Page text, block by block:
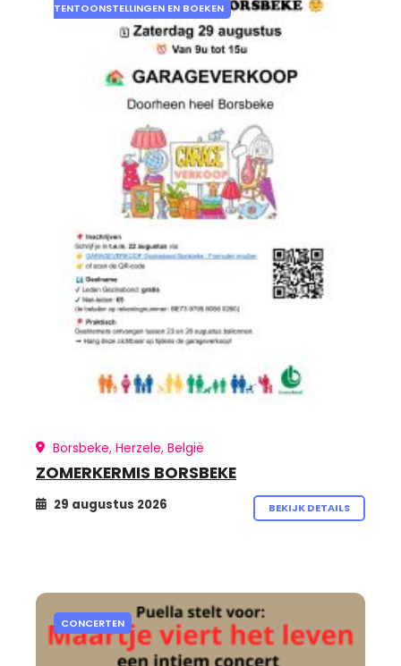
TENTOONSTELLINGEN EN BOEKEN
Borsbeke, Herzele, België
ZOMERKERMIS BORSBEKE
29 augustus 2026 BEKIJK DETAILS
CONCERTEN